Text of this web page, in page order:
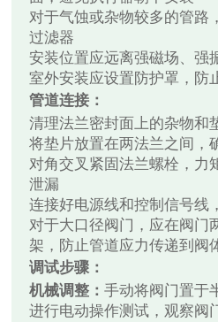
对于气蚀或杂物较多的管路
过滤器
安装位置应远离强磁场、强
室外安装应设置防护罩，防
管道连接：
清理法兰密封面上的杂物和
将垫片放置在两法兰之间，
对角交叉紧固法兰螺栓，力
泄漏
连接好电源线和控制信号线
对于大口径阀门，应在阀门
架，防止管道应力传递到阀
调试步骤：
机械调整：手动将阀门置于
进行电动操作测试，观察阀